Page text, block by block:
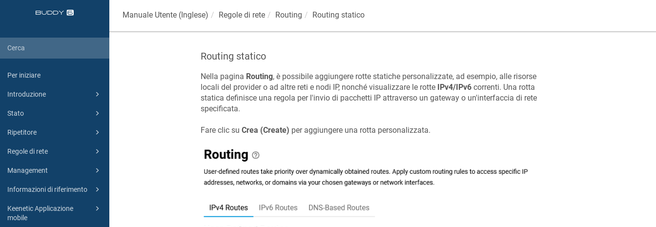
Per iniziare
Introduzione
Stato
Ripetitore
Regole di rete
Management
Informazioni di riferimento
Keenetic Applicazione
mobile
Manuale Utente (Inglese) Regole di rete Routing Routing statico
Routing statico
Nella pagina Routing, è possibile aggiungere rotte statiche personalizzate, ad esempio, alle risorse
locali del provider o ad altre reti e nodi IP, nonché visualizzare le rotte IPv4/IPv6correnti. Una rotta
statica definisce una regola per l'invio di pacchetti IP attraverso un gateway o un'interfaccia di rete
specificata.
Fare clic su Crea (Create) per aggiungere una rotta personalizzata.